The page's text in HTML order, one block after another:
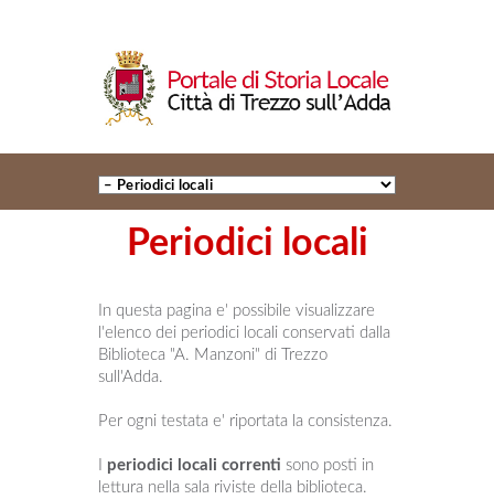
Periodici locali
In questa pagina e' possibile visualizzare
l'elenco dei periodici locali conservati dalla
Biblioteca "A. Manzoni" di Trezzo
sull'Adda.
Per ogni testata e' riportata la consistenza.
periodici locali correnti sono posti in
lettura nella sala riviste della biblioteca.